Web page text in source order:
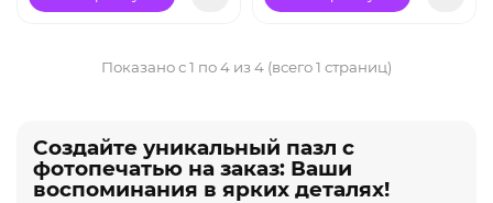
Показано с 1 по 4 из 4 (всего 1 страниц)
Создайте уникальный пазл с
фотопечатью на заказ: Ваши
воспоминания в ярких деталях!